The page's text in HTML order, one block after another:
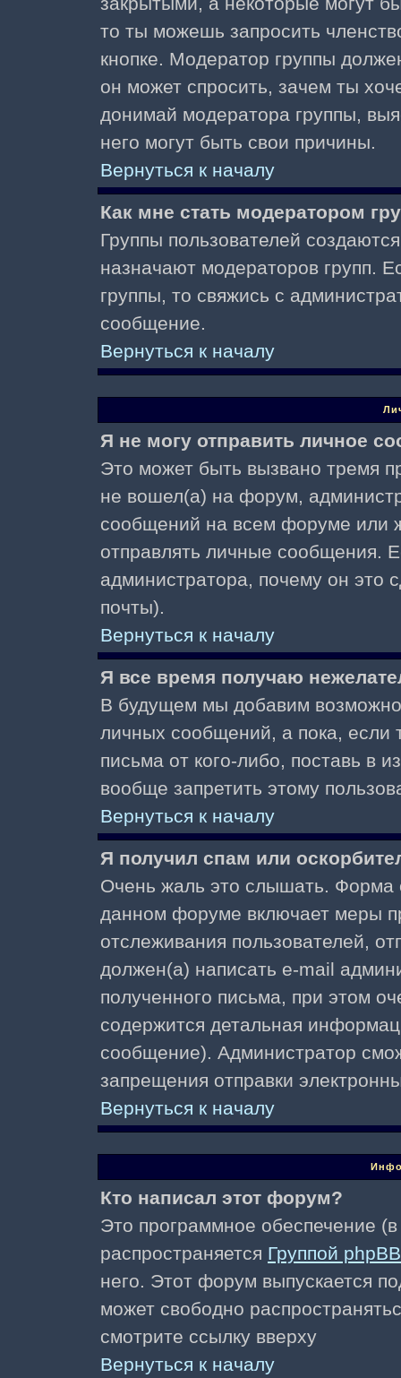
то ты можешь запросить
кнопке. Модератор группы
он может спросить, зачем ты
донимай модератора группы,
него могут быть свои причины.
Вернуться к началу
Как мне стать модератором
Группы пользователей
назначают модераторов групп.
группы, то свяжись с
сообщение.
Вернуться к началу
Я не могу отправить личное
Это может быть вызвано тремя
не вошел(а) на форум,
сообщений на всем форуме или
отправлять личные сообщения.
администратора, почему он это
почты).
Вернуться к началу
Я все время получаю
В будущем мы добавим
личных сообщений, а пока, если
письма от кого-либо, поставь в
вообще запретить этому
Вернуться к началу
Я получил спам или
Очень жаль это слышать. Форма
данном форуме включает меры
отслеживания пользователей,
должен(а) написать e-mail
полученного письма, при этом
содержится детальная
сообщение). Администратор
запрещения отправки
Вернуться к началу
Кто написал этот форум?
Это программное обеспечение
распространяется Группой phpBB
него. Этот форум выпускается
может свободно
смотрите ссылку вверху
Вернуться к началу